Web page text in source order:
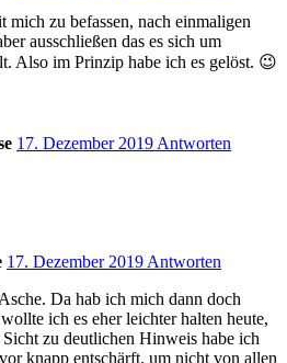
mich zu befassen, nach einmaligen
ausschließen das es sich um
Also im Prinzip habe ich es gelöst. 😉
17. Dezember 2019 Antworten
17. Dezember 2019 Antworten
Da hab ich mich dann doch
ich es eher leichter halten heute,
Sicht zu deutlichen Hinweis habe ich
knapp entschärft, um nicht von allen